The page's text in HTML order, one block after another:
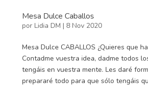
Mesa Dulce Caballos
por Lidia DM | 8 Nov 2020
Mesa Dulce CABALLOS ¿Quieres que
Contadme vuestra idea, dadme todos
tengáis en vuestra mente. Les daré
prepararé todo para que sólo tengáis